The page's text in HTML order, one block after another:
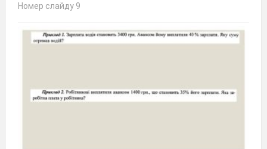
Номер слайду 9